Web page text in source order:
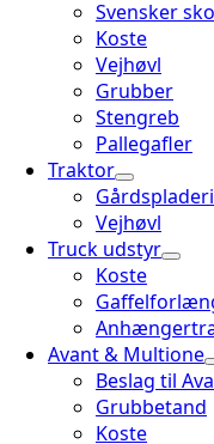
Svensker
Koste
Vejhøvl
Grubber
Stengreb
Pallegafler
Traktor
Vejhøvl
Truck udstyr
Koste
Avant & Multione
Beslag til
Grubbetand
Koste